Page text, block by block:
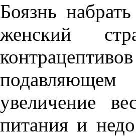
Боязнь
женский
увеличение
питания и